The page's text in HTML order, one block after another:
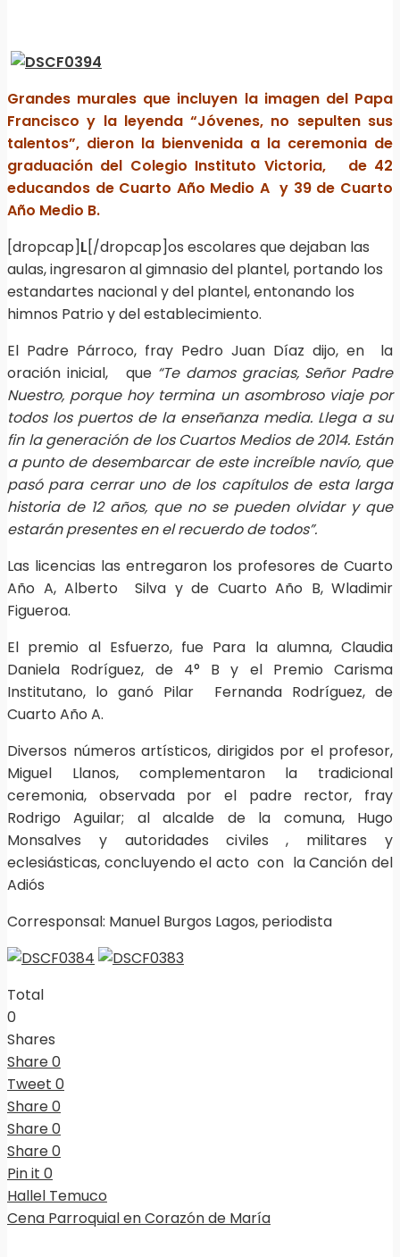
Grandes murales que incluyen la imagen del Papa
Francisco y la leyenda “Jóvenes, no sepulten sus
talentos”, dieron la bienvenida a la ceremonia de
graduación del Colegio Instituto Victoria, de 42
educandos de Cuarto Año Medio A y 39 de Cuarto
Año Medio B.
[dropcap]L[/dropcap]os escolares que dejaban las
aulas, ingresaron al gimnasio del plantel, portando los
estandartes nacional y del plantel, entonando los
himnos Patrio y del establecimiento.
El Padre Párroco, fray Pedro Juan Díaz dijo, en la
oración inicial, que “Te damos gracias, Señor Padre
Nuestro, porque hoy termina un asombroso viaje por
todos los puertos de la enseñanza media. Llega a su
fin la generación de los Cuartos Medios de 2014. Están
a punto de desembarcar de este increíble navío, que
pasó para cerrar uno de los capítulos de esta larga
historia de 12 años, que no se pueden olvidar y que
estarán presentes en el recuerdo de todos”.
Las licencias las entregaron los profesores de Cuarto
Año A, Alberto Silva y de Cuarto Año B, Wladimir
Figueroa.
El premio al Esfuerzo, fue Para la alumna, Claudia
Daniela Rodríguez, de 4° B y el Premio Carisma
Institutano, lo ganó Pilar Fernanda Rodríguez, de
Cuarto Año A.
Diversos números artísticos, dirigidos por el profesor,
Miguel Llanos, complementaron la tradicional
ceremonia, observada por el padre rector, fray
Rodrigo Aguilar; al alcalde de la comuna, Hugo
Monsalves y autoridades civiles , militares y
eclesiásticas, concluyendo el acto con la Canción del
Adiós
Corresponsal: Manuel Burgos Lagos, periodista
Total
0
Shares
Share0
Tweet 0
Share0
Share0
Share0
Pin it 0
Hallel Temuco
Cena Parroquial en Corazón de María